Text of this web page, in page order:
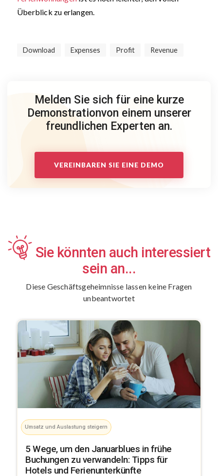
Überblick zu erlangen.
Download Expenses Profit Revenue
Melden Sie sich für eine kurze
Demonstrationvon einem unserer
freundlichen Experten an.
VEREINBAREN SIE EINE DEMO
Sie könnten auch interessiert
sein an...
Diese Geschäftsgeheimnisse lassen keine Fragen
unbeantwortet
Umsatz und Auslastung steigern
5 Wege, um den Januarblues in frühe
Buchungen zu verwandeln: Tipps für
Hotels und Ferienunterkünfte